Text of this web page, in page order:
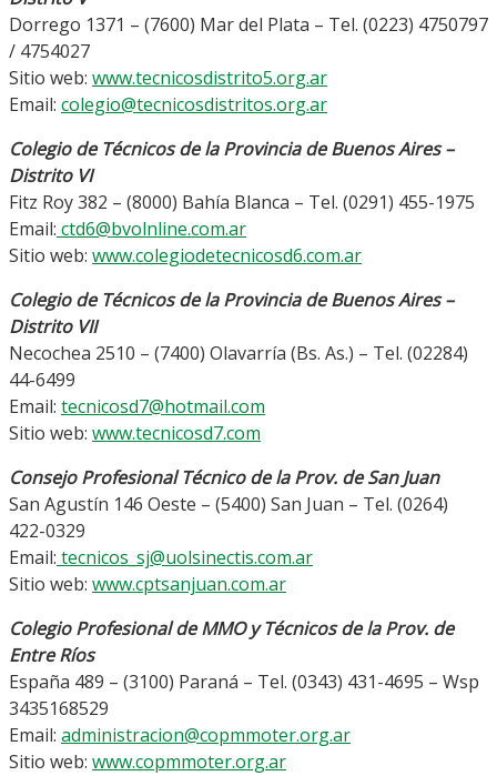
Dorrego 1371 – (7600) Mar del Plata – Tel. (0223) 4750797
/ 4754027
Sitio web: www.tecnicosdistrito5.org.ar
Email: colegio@tecnicosdistritos.org.ar
Colegio de Técnicos de la Provincia de Buenos Aires –
Distrito VI
Fitz Roy 382 – (8000) Bahía Blanca – Tel. (0291) 455-1975
Email: ctd6@bvolnline.com.ar
Sitio web: www.colegiodetecnicosd6.com.ar
Colegio de Técnicos de la Provincia de Buenos Aires –
Distrito VII
Necochea 2510 – (7400) Olavarría (Bs. As.) – Tel. (02284)
44-6499
Email: tecnicosd7@hotmail.com
Sitio web: www.tecnicosd7.com
Consejo Profesional Técnico de la Prov. de San Juan
San Agustín 146 Oeste – (5400) San Juan – Tel. (0264)
422-0329
Email: tecnicos_sj@uolsinectis.com.ar
Sitio web: www.cptsanjuan.com.ar
Colegio Profesional de MMO y Técnicos de la Prov. de
Entre Ríos
España 489 – (3100) Paraná – Tel. (0343) 431-4695 – Wsp
3435168529
Email: administracion@copmmoter.org.ar
Sitio web: www.copmmoter.org.ar